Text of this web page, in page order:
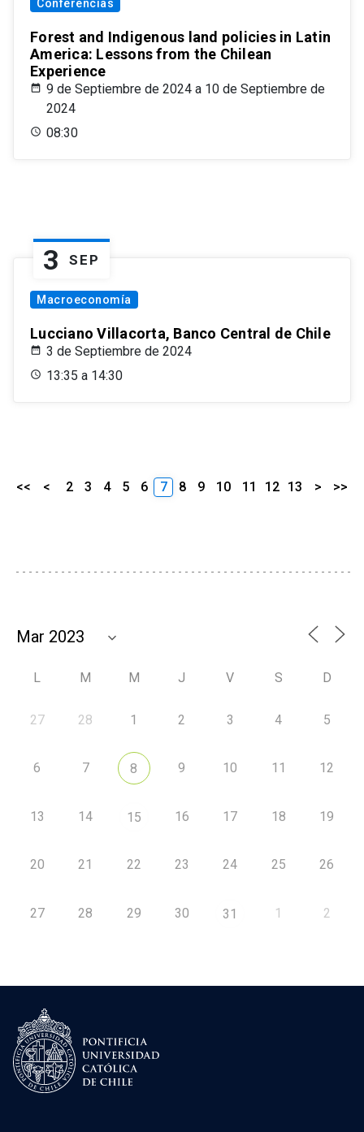
Conferencias
Forest and Indigenous land policies in Latin
America: Lessons from the Chilean
Experience
9 de Septiembre de 2024 a 10 de Septiembre de
2024
08:30
3 SEP
Macroeconomía
Lucciano Villacorta, Banco Central de Chile
3 de Septiembre de 2024
13:35 a 14:30
<< < 2 3 4 5 6 7 8 9 10 11 12 13 > >>
L M M J V S D
27 28 1 2 3 4 5
6 7 8 9 10 11 12
13 14 15 16 17 18 19
20 21 22 23 24 25 26
27 28 29 30 31 1 2